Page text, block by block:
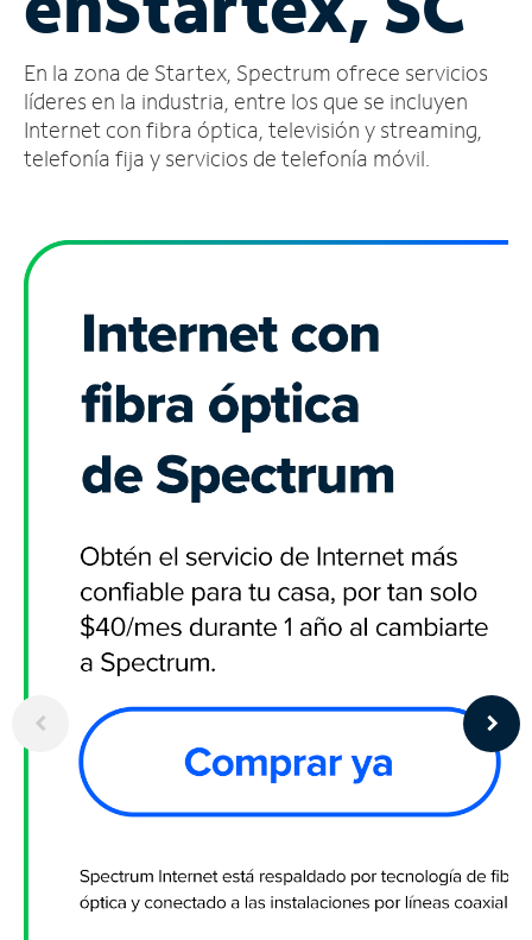
cuenta
Encuentra
una
tienda
En la zona de Startex, Spectrum ofrece servicios
líderes en la industria, entre los que se incluyen
Internet con fibra óptica, televisión y streaming,
telefonía fija y servicios de telefonía móvil.